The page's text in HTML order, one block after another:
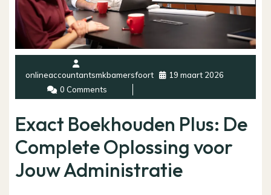
onlineaccountantsmkbamersfoort
19 maart 2026
0 Comments
Exact Boekhouden Plus: De
Complete Oplossing voor
Jouw Administratie